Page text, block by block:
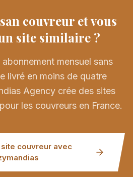
couvreur et vous
site similaire ?
mensuel sans
livré en moins de quatre
Agency crée des sites
les couvreurs en France.
couvreur avec